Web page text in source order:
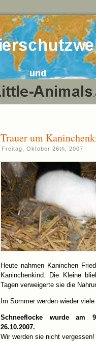
Trauer um
Freitag, Oktober 26th, 2007
Heute nahmen Kaninchen
Kaninchenkind. Die Kleine
Tagen verweigerte sie die
Im Sommer werden wieder
Schneeflocke wurde am
26.10.2007.
Wir werden sie nicht vergessen!